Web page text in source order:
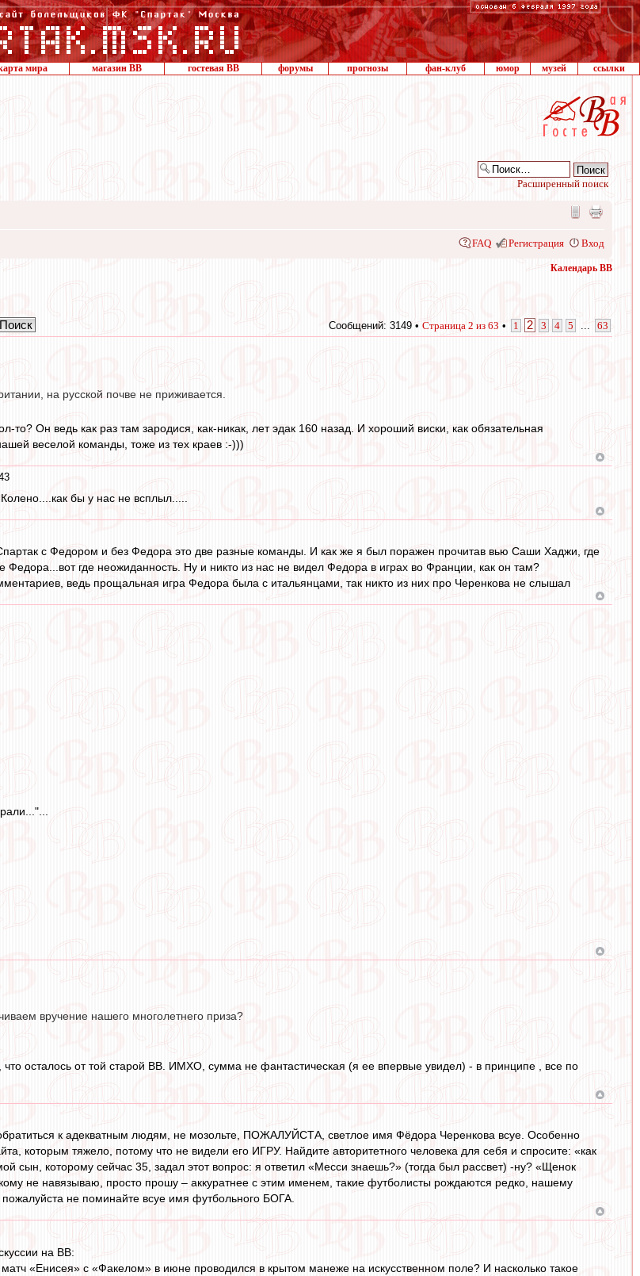
мира магазин ВВ гостевая ВВ форумы прогнозы фан-клуб юмор музей ссылки
Расширенный поиск
FAQ Регистрация Вход
Календарь ВВ
Сообщений: 3149 • Страница 2 из 63 • 1 2 3 4 5 63
на русской почве не приживается.
Он ведь как раз там зародися, как-никак, лет эдак 160 назад. И хороший виски, как обязательная
веселой команды, тоже из тех краев :-)))
бы у нас не всплыл.....
с Федором и без Федора это две разные команды. И как же я был поражен прочитав вью Саши Хаджи, где
где неожиданность. Ну и никто из нас не видел Федора в играх во Франции, как он там?
ведь прощальная игра Федора была с итальянцами, так никто из них про Черенкова не слышал
вручение нашего многолетнего приза?
осталось от той старой ВВ. ИМХО, сумма не фантастическая (я ее впервые увидел) - в принципе , все по
к адекватным людям, не мозольте, ПОЖАЛУЙСТА, светлое имя Фёдора Черенкова всуе. Особенно
которым тяжело, потому что не видели его ИГРУ. Найдите авторитетного человека для себя и спросите: «как
сын, которому сейчас 35, задал этот вопрос: я ответил «Месси знаешь?» (тогда был рассвет) -ну? «Щенок
не навязываю, просто прошу – аккуратнее с этим именем, такие футболисты рождаются редко, нашему
не поминайте всуе имя футбольного БОГА.
на ВВ:
«Енисея» с «Факелом» в июне проводился в крытом манеже на искусственном поле? И насколько такое